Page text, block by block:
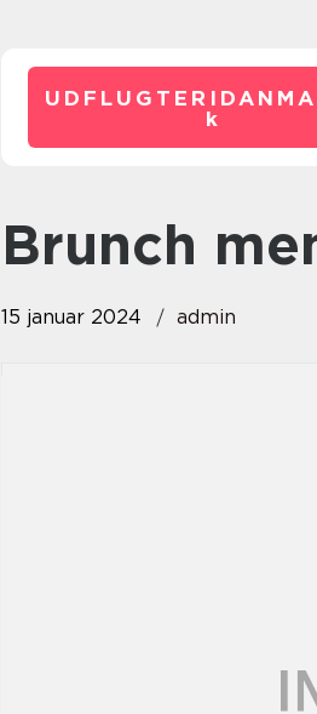
k
brunch
15 januar 2024 admin